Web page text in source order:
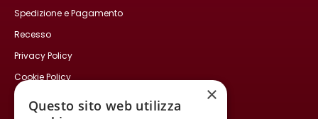
Spedizione e Pagamento
Recesso
Privacy Policy
Cookie Policy
×
Questo sito web utilizza